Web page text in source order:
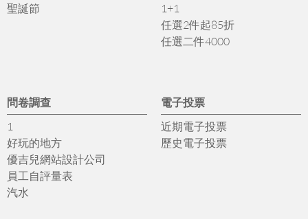
聖誕節
1+1
任選2件起85折
任選二件4000
問卷調查
1
好玩的地方
優吉兒網站設計公司
員工自評量表
汽水
電子投票
近期電子投票
歷史電子投票